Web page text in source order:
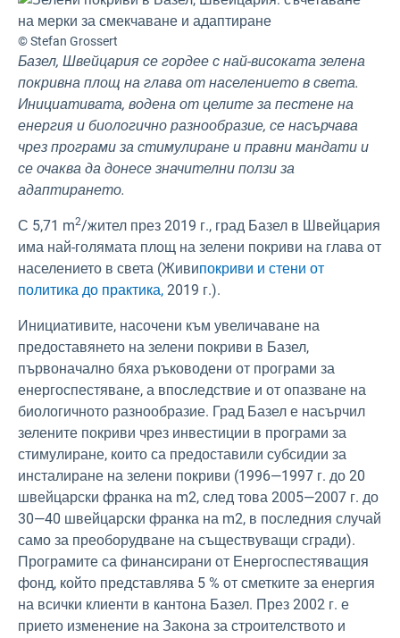
© Stefan Grossert
Базел, Швейцария се гордее с най-високата зелена
покривна площ на глава от населението в света.
Инициативата, водена от целите за пестене на
енергия и биологично разнообразие, се насърчава
чрез програми за стимулиране и правни мандати и
се очаква да донесе значителни ползи за
адаптирането.
С 5,71 m2/жител през 2019 г., град Базел в Швейцария
има най-голямата площ на зелени покриви на глава от
населението в света (Живипокриви и стени от
политика до практика, 2019 г.).
Инициативите, насочени към увеличаване на
предоставянето на зелени покриви в Базел,
първоначално бяха ръководени от програми за
енергоспестяване, а впоследствие и от опазване на
биологичното разнообразие. Град Базел е насърчил
зелените покриви чрез инвестиции в програми за
стимулиране, които са предоставили субсидии за
инсталиране на зелени покриви (1996—1997 г. до 20
швейцарски франка на m2, след това 2005—2007 г. до
30—40 швейцарски франка на m2, в последния случай
само за преоборудване на съществуващи сгради).
Програмите са финансирани от Енергоспестяващия
фонд, който представлява 5 % от сметките за енергия
на всички клиенти в кантона Базел. През 2002 г. е
прието изменение на Закона за строителството и